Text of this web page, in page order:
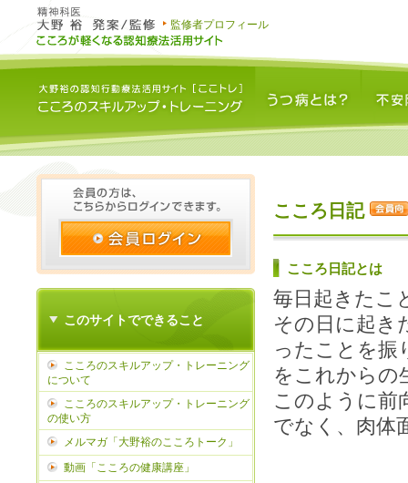
監修者プロフィール
このサイトでできること
こころのスキルアップ・トレーニング
について
こころのスキルアップ・トレーニング
の使い方
メルマガ「大野裕のこころトーク」
動画「こころの健康講座」
こころ日記
こころ日記とは
毎日起きたこ
その日に起き
ったことを振
をこれからの
このように前
でなく、肉体